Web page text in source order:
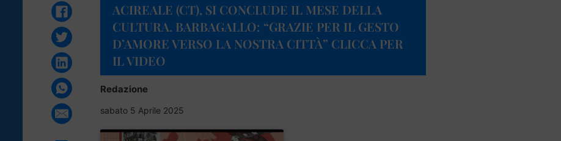
ACIREALE (CT), SI CONCLUDE IL MESE DELLA
CULTURA. BARBAGALLO: “GRAZIE PER IL GESTO
D’AMORE VERSO LA NOSTRA CITTÀ” CLICCA PER
IL VIDEO
Redazione
sabato 5 Aprile 2025